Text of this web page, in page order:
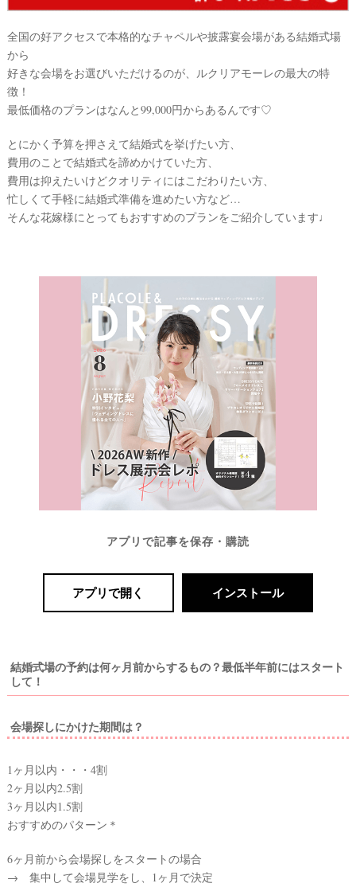
全国の好アクセスで本格的なチャペルや披露宴会場がある結婚式場
から
好きな会場をお選びいただけるのが、ルクリアモーレの最大の特
徴！
最低価格のプランはなんと99,000円からあるんです♡
とにかく予算を押さえて結婚式を挙げたい方、
費用のことで結婚式を諦めかけていた方、
費用は抑えたいけどクオリティにはこだわりたい方、
忙しくて手軽に結婚式準備を進めたい方など…
そんな花嫁様にとってもおすすめのプランをご紹介しています♩
アプリで記事を保存・購読
アプリで開く インストール
結婚式場の予約は何ヶ月前からするもの？最低半年前にはスタート
して！
会場探しにかけた期間は？
1ヶ月以内・・・4割
2ヶ月以内2.5割
3ヶ月以内1.5割
おすすめのパターン＊
6ヶ月前から会場探しをスタートの場合
→ 集中して会場見学をし、1ヶ月で決定
最
ス
事
を
c
h
e
c
k
プ
ー
ン
キ
ン
グ
プ
ー
ポ
を
見
る